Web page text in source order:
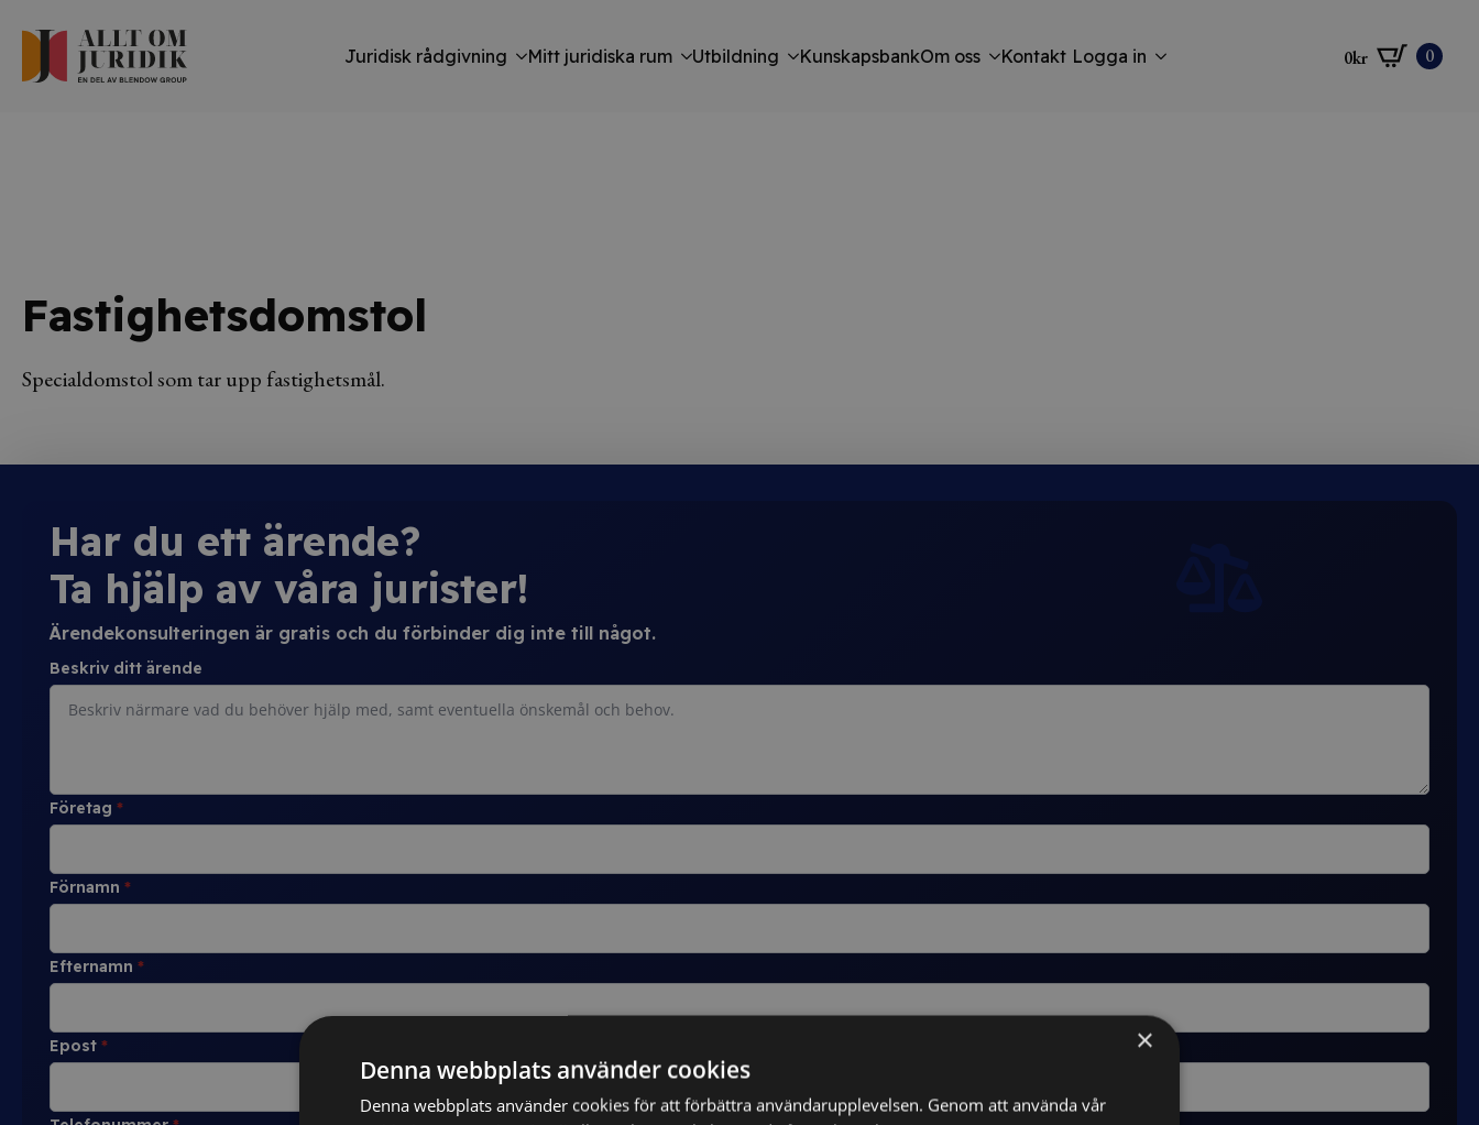
Juridisk rådgivning Mitt juridiska rum Utbildning KunskapsbankOm oss Kontakt Logga in 0kr 0
Fastighetsdomstol
Specialdomstol som tar upp fastighetsmål.
Har du ett ärende?
Ta hjälp av våra jurister!
Ärendekonsulteringen är gratis och du förbinder dig inte till något.
Beskriv ditt ärende
Företag *
Förnamn *
Efternamn *
Epost * ×
Denna webbplats använder cookies
Denna webbplats använder cookies för att förbättra användarupplevelsen. Genom att använda vår